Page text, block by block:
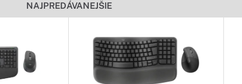
NAJPREDÁVANEJŠIE